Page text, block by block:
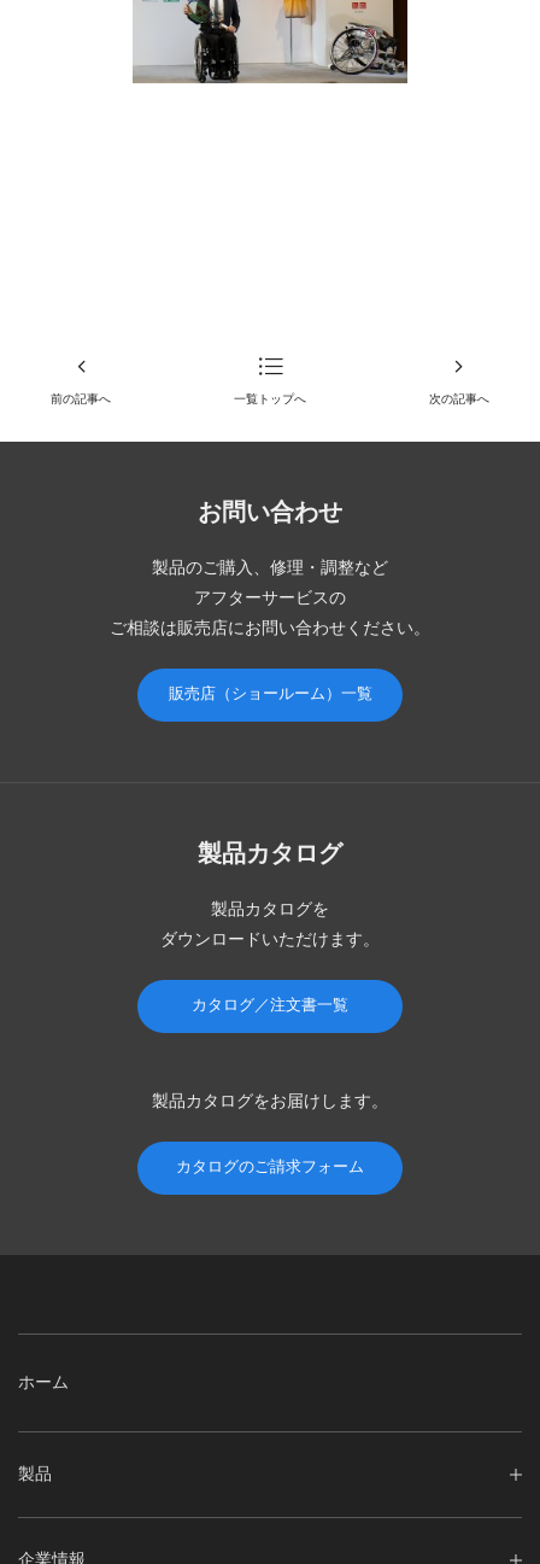
前の記事へ 一覧トップへ 次の記事へ
お問い合わせ
製品のご購入、修理・調整など
アフターサービスの
ご相談は販売店にお問い合わせください。
販売店（ショールーム）一覧
製品カタログ
製品カタログを
ダウンロードいただけます。
カタログ／注文書一覧
製品カタログをお届けします。
カタログのご請求フォーム
ホーム
製品
企業情報